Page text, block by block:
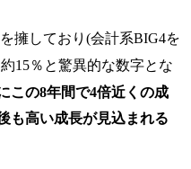
擁しており(会計系BIG4を
15％と驚異的な数字とな
この8年間で4倍近くの成
も高い成長が見込まれる